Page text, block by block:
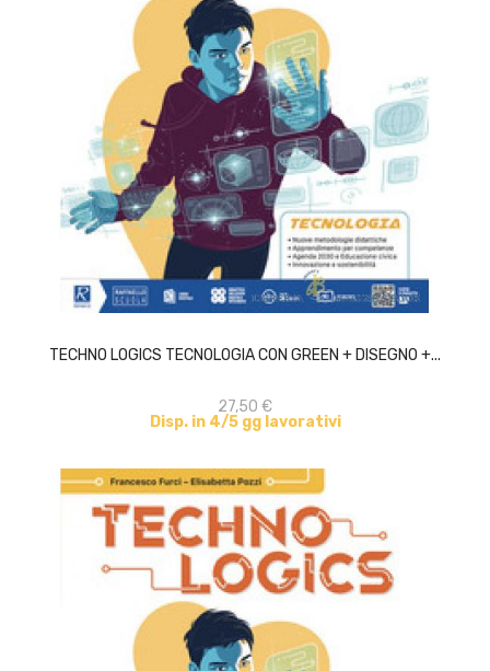
TECHNO LOGICS TECNOLOGIA CON GREEN + DISEGNO +...
27,50 €
Disp. in 4/5 gg lavorativi
ACQUISTA